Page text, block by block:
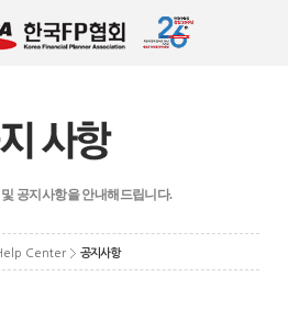
공지사항을 안내해드립니다.
Center 공지사항